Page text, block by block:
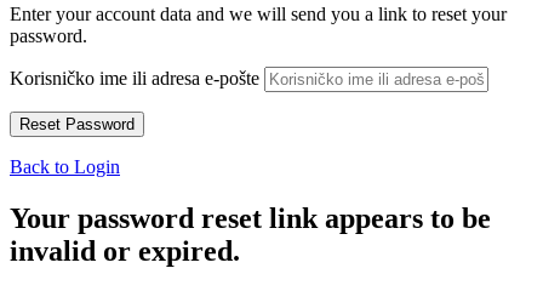
Enter your account data and we will send you a link to reset your
password.
Korisničko ime ili adresa e-pošte
Back to Login
Your password reset link appears to be
invalid or expired.